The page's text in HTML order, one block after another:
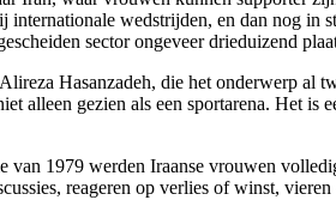
internationale wedstrijden, en dan nog in
sector ongeveer drieduizend
Hasanzadeh, die het onderwerp al
alleen gezien als een sportarena. Het is
van 1979 werden Iraanse vrouwen
reageren op verlies of winst,